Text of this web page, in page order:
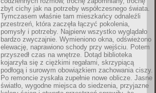
zbyt cichy jak na potrzeby współczesnego świata.
Tymczasem właśnie tam mieszkańcy odnaleźli
przestrzeń, która zaczęła łączyć pokolenia,
pomysły i potrzeby. Najpierw wszystko wyglądało
bardzo zwyczajnie. Wymieniono okna, odświeżono
elewację, naprawiono schody przy wejściu. Potem
przyszedł czas na wnętrze. Dotąd biblioteka
kojarzyła się z ciężkimi regałami, skrzypiącą
podłogą i surowym obowiązkiem zachowania ciszy.
Po remoncie zyskała zupełnie nowe oblicze. Jasne
światło, wygodne miejsca do siedzenia, przyjazne